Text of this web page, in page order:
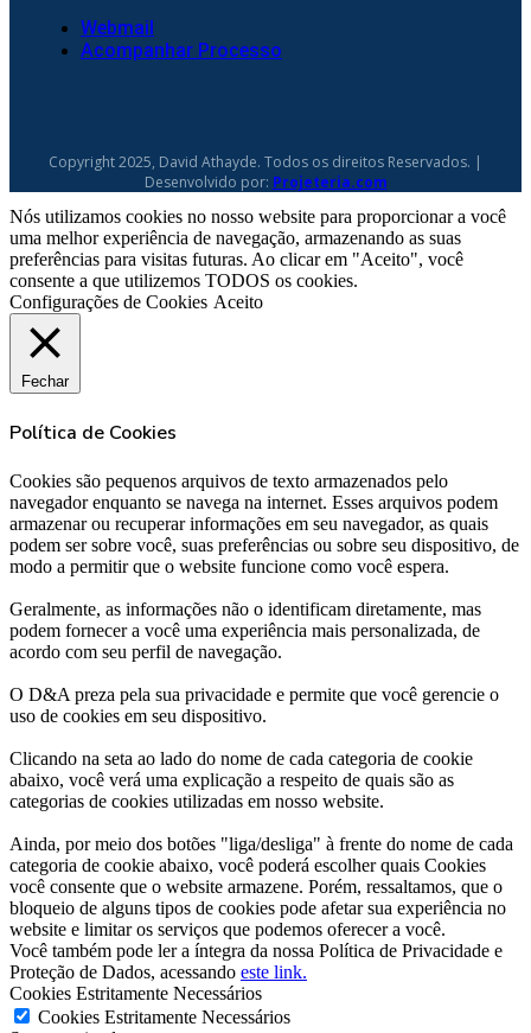
Webmail
Acompanhar Processo
Copyright 2025, David Athayde. Todos os direitos Reservados. |
Desenvolvido por: Projeteria.com
Nós utilizamos cookies no nosso website para proporcionar a você
uma melhor experiência de navegação, armazenando as suas
preferências para visitas futuras. Ao clicar em "Aceito", você
consente a que utilizemos TODOS os cookies.
Configurações de Cookies Aceito
Fechar
Política de Cookies
Cookies são pequenos arquivos de texto armazenados pelo
navegador enquanto se navega na internet. Esses arquivos podem
armazenar ou recuperar informações em seu navegador, as quais
podem ser sobre você, suas preferências ou sobre seu dispositivo, de
modo a permitir que o website funcione como você espera.
Geralmente, as informações não o identificam diretamente, mas
podem fornecer a você uma experiência mais personalizada, de
acordo com seu perfil de navegação.
O D&A preza pela sua privacidade e permite que você gerencie o
uso de cookies em seu dispositivo.
Clicando na seta ao lado do nome de cada categoria de cookie
abaixo, você verá uma explicação a respeito de quais são as
categorias de cookies utilizadas em nosso website.
Ainda, por meio dos botões "liga/desliga" à frente do nome de cada
categoria de cookie abaixo, você poderá escolher quais Cookies
você consente que o website armazene. Porém, ressaltamos, que o
bloqueio de alguns tipos de cookies pode afetar sua experiência no
website e limitar os serviços que podemos oferecer a você.
Você também pode ler a íntegra da nossa Política de Privacidade e
Proteção de Dados, acessando este link.
Cookies Estritamente Necessários
Cookies Estritamente Necessários